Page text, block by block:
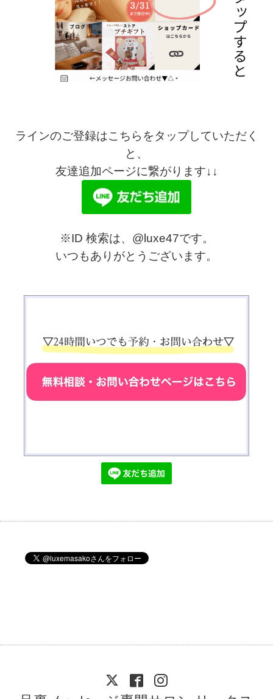
ラインのご登録はこちらをタップしていただく
と、
友達追加ページに繋がります↓↓
※ID 検索は、@luxe47です。
いつもありがとうございます。